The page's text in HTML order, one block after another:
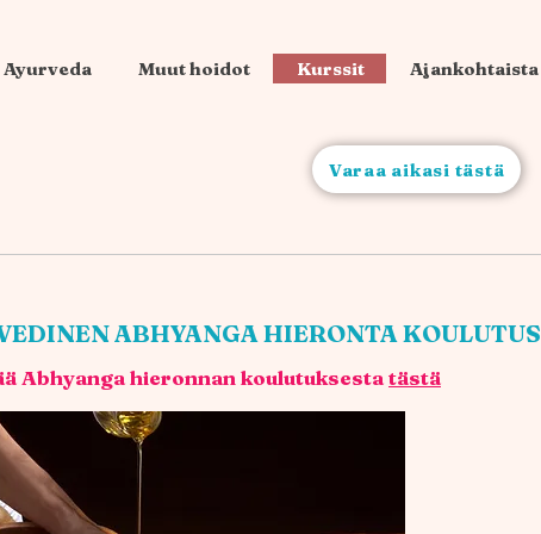
Ayurveda Muut hoidot Kurssit Ajankohtaista
Varaa aikasi tästä
ABHYANGA HIERONTA KOULUTUS
Abhyanga hieronnan koulutuksestatästä​